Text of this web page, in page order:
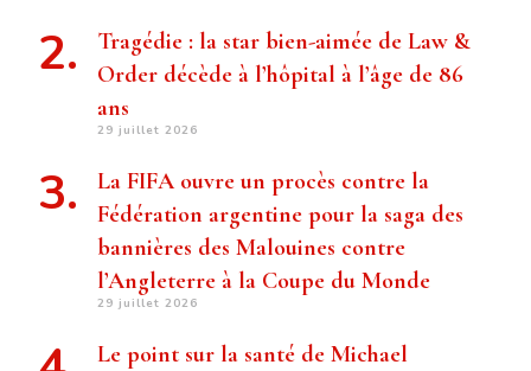
Tragédie : la star bien-aimée de Law &
Order décède à l’hôpital à l’âge de 86
ans
29 juillet 2026
La FIFA ouvre un procès contre la
Fédération argentine pour la saga des
bannières des Malouines contre
l’Angleterre à la Coupe du Monde
29 juillet 2026
Le point sur la santé de Michael